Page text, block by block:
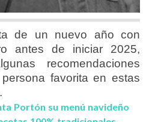
de un nuevo año con
antes de iniciar 2025,
recomendaciones
favorita en estas
Portón su menú navideño